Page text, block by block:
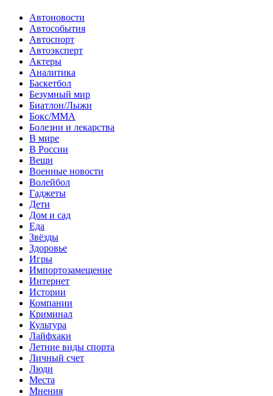
Автоновости
Автособытия
Автоспорт
Автоэксперт
Актеры
Аналитика
Баскетбол
Безумный мир
Биатлон/Лыжи
Бокс/MMA
Болезни и лекарства
В мире
В России
Вещи
Военные новости
Волейбол
Гаджеты
Дети
Дом и сад
Еда
Звёзды
Здоровье
Игры
Импортозамещение
Интернет
Истории
Компании
Криминал
Культура
Лайфхаки
Летние виды спорта
Личный счет
Люди
Места
Мнения